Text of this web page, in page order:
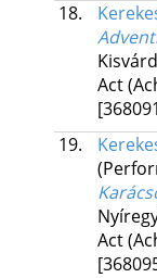
18.
Act
19.
Act